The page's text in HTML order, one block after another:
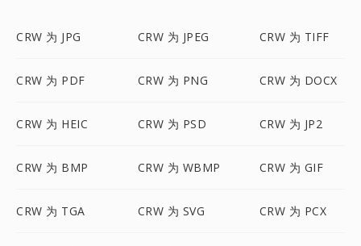
CRW 为 JPG CRW 为 JPEG CRW 为 TIFF
CRW 为 PDF CRW 为 PNG CRW 为 DOCX
CRW 为 HEIC CRW 为 PSD CRW 为 JP2
CRW 为 BMP CRW 为 WBMP CRW 为 GIF
CRW 为 TGA CRW 为 SVG CRW 为 PCX